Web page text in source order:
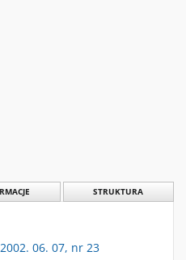
STRUKTURA
06. 07, nr 23